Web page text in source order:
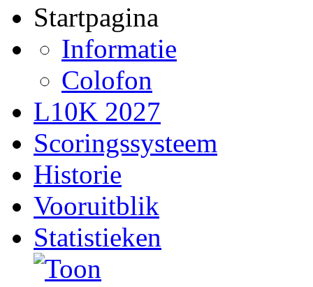
Startpagina
Informatie
Colofon
L10K 2027
Scoringssysteem
Historie
Vooruitblik
Statistieken